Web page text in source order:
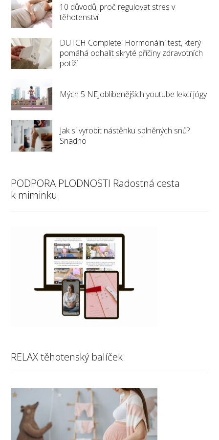
10 důvodů, proč regulovat stres v
těhotenství
DUTCH Complete: Hormonální test, který
pomáhá odhalit skryté příčiny zdravotních
potíží
Mých 5 NEJoblíbenějších youtube lekcí jógy
Jak si vyrobit nástěnku splněných snů?
Snadno
PODPORA PLODNOSTI Radostná cesta
k miminku
RELAX těhotenský balíček